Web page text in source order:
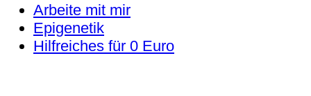
Arbeite mit mir
Epigenetik
Hilfreiches für 0 Euro